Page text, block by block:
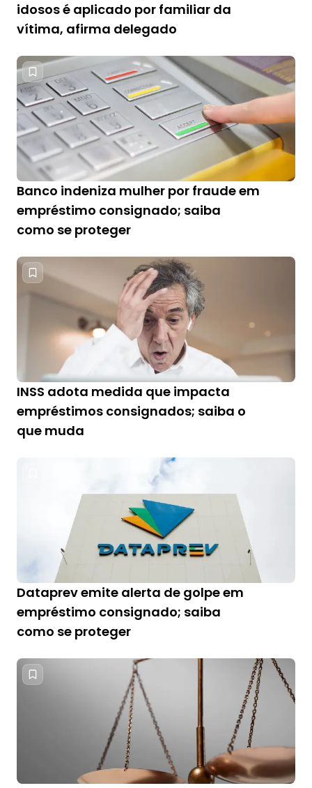
idosos é aplicado por familiar da
vítima, afirma delegado
Banco indeniza mulher por fraude em
empréstimo consignado; saiba
como se proteger
INSS adota medida que impacta
empréstimos consignados; saiba o
que muda
Dataprev emite alerta de golpe em
empréstimo consignado; saiba
como se proteger